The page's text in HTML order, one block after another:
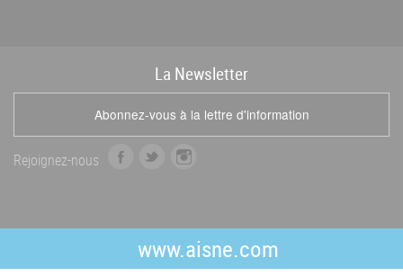
La Newsletter
Abonnez-vous à la lettre d'information
Rejoignez-nous
b
o
t
e
r
a
g
r
www.aisne.com